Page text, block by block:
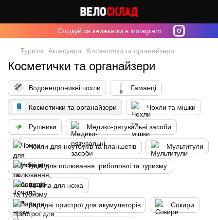
Cлідкуй за знижками в instagram
Туризм Аксесуари Косметички та органайзери
Косметички та органайзери
Водонепроникні чохли Гаманці
Косметички та органайзери Чохли та мішки
Рушники Медико-рятувальні засоби
Чохли для ноутбуків та планшетів Мультитули
Ножі для полювання, риболовлі та туризму
Точила для ножа
Зарядні пристрої для акумуляторів Сокири